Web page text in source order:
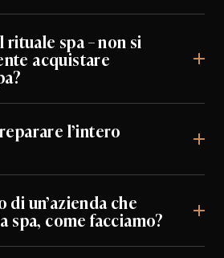
spa – non si
acquistare
l’intero
di un’azienda che
spa, come facciamo?